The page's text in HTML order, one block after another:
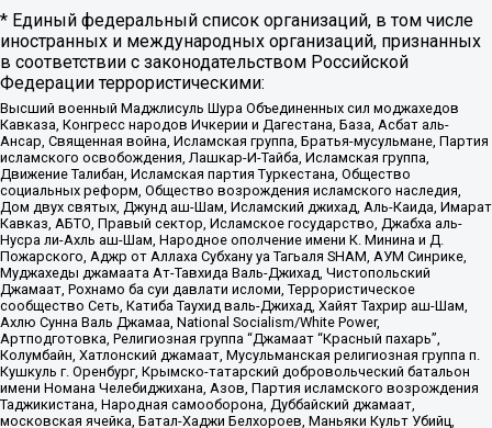
* Единый федеральный список организаций, в том числе
иностранных и международных организаций, признанных
в соответствии с законодательством Российской
Федерации террористическими:
Высший военный Маджлисуль Шура Объединенных сил моджахедов
Кавказа, Конгресс народов Ичкерии и Дагестана, База, Асбат аль-
Ансар, Священная война, Исламская группа, Братья-мусульмане, Партия
исламского освобождения, Лашкар-И-Тайба, Исламская группа,
Движение Талибан, Исламская партия Туркестана, Общество
социальных реформ, Общество возрождения исламского наследия,
Дом двух святых, Джунд аш-Шам, Исламский джихад, Аль-Каида, Имарат
Кавказ, АБТО, Правый сектор, Исламское государство, Джабха аль-
Нусра ли-Ахль аш-Шам, Народное ополчение имени К. Минина и Д.
Пожарского, Аджр от Аллаха Субхану уа Тагьаля SHAM, АУМ Синрике,
Муджахеды джамаата Ат-Тавхида Валь-Джихад, Чистопольский
Джамаат, Рохнамо ба суи давлати исломи, Террористическое
сообщество Сеть, Катиба Таухид валь-Джихад, Хайят Тахрир аш-Шам,
Ахлю Сунна Валь Джамаа, National Socialism/White Power,
Артподготовка, Религиозная группа “Джамаат “Красный пахарь”,
Колумбайн, Хатлонский джамаат, Мусульманская религиозная группа п.
Кушкуль г. Оренбург, Крымско-татарский добровольческий батальон
имени Номана Челебиджихана, Азов, Партия исламского возрождения
Таджикистана, Народная самооборона, Дуббайский джамаат,
московская ячейка, Батал-Хаджи Белхороев, Маньяки Культ Убийц,